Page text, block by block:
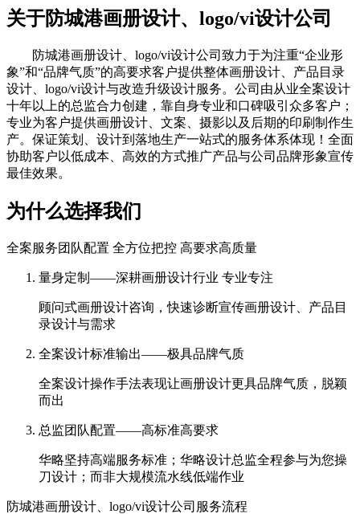
关于防城港画册设计、logo/vi设计公司
防城港画册设计、logo/vi设计公司致力于为注重“企业形
象”和“品牌气质”的高要求客户提供整体画册设计、产品目录
设计、logo/vi设计与改造升级设计服务。公司由从业全案设计
十年以上的总监合力创建，靠自身专业和口碑吸引众多客户；
专业为客户提供画册设计、文案、摄影以及后期的印刷制作生
产。保证策划、设计到落地生产一站式的服务体系体现！全面
协助客户以低成本、高效的方式推广产品与公司品牌形象宣传
最佳效果。
为什么选择我们
全案服务团队配置 全方位把控 高要求高质量
量身定制——深耕画册设计行业 专业专注
顾问式画册设计咨询，快速诊断宣传画册设计、产品目
录设计与需求
全案设计标准输出——极具品牌气质
全案设计操作手法表现让画册设计更具品牌气质，脱颖
而出
总监团队配置——高标准高要求
华略坚持高端服务标准；华略设计总监全程参与为您操
刀设计；而非大规模流水线低端作业
防城港画册设计、logo/vi设计公司服务流程